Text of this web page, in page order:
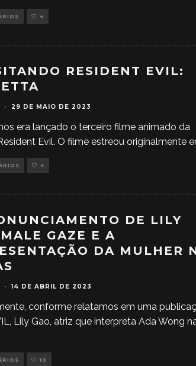
4
RESIDENT EVIL:
· 29 DE MAIO DE 2023
era lançado o terceiro filme animado da
Evil. O filme estreou originalmente
4
DE LILY
GAZE E A
DA MULHER
· 14 DE ABRIL DE 2023
conforme relatamos em uma
Lily Gao, atriz que interpreta Ada Wong
10